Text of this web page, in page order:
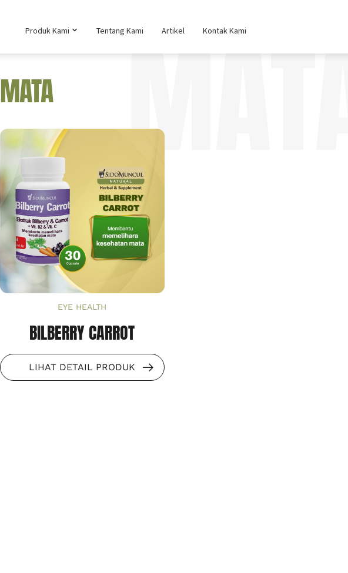
Produk Kami Tentang Kami Artikel Kontak Kami
MATA
EYE HEALTH
BILBERRY CARROT
LIHAT DETAIL PRODUK